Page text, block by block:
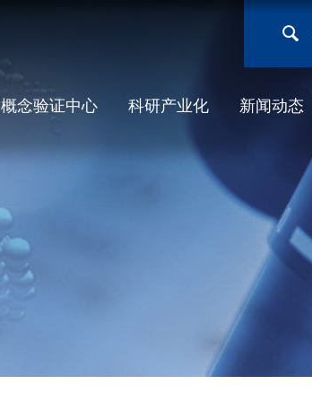
概念验证中心 科研产业化 新闻动态